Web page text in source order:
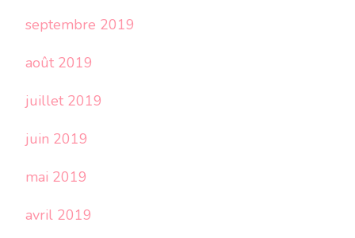
septembre 2019
août 2019
juillet 2019
juin 2019
mai 2019
avril 2019